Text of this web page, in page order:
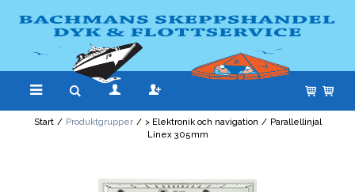
Start / Produktgrupper / > Elektronik och navigation / Parallellinjal
Linex 305mm